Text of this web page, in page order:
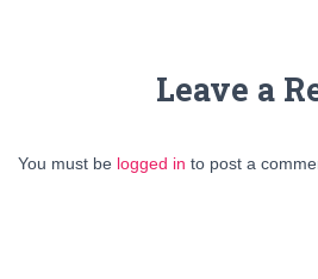
Leave a
You must be logged in to post a